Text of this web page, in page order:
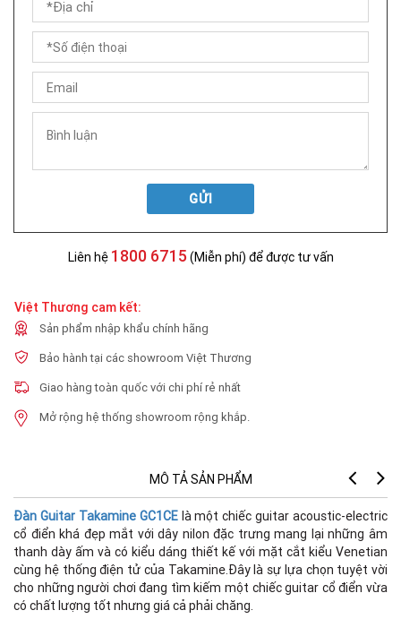
GỬI
Liên hệ 1800 6715 (Miễn phí) để được tư vấn
Việt Thương cam kết:
Sản phẩm nhập khẩu chính hãng
Bảo hành tại các showroom Việt Thương
Giao hàng toàn quốc với chi phí rẻ nhất
Mở rộng hệ thống showroom rộng khắp.
MÔ TẢ SẢN PHẨM
Đàn Guitar Takamine GC1CE là một chiếc guitar acoustic-electric
cổ điển khá đẹp mắt với dây nilon đặc trưng mang lại những âm
thanh dày ấm và có kiểu dáng thiết kế với mặt cắt kiểu Venetian
cùng hệ thống điện tử của Takamine.Đây là sự lựa chọn tuyệt vời
cho những người chơi đang tìm kiếm một chiếc guitar cổ điển vừa
có chất lượng tốt nhưng giá cả phải chăng.